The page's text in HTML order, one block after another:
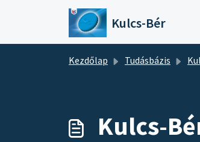
Kihagyás a tartalom
Kulcs-Bér
Kezdőlap Tudásbázis
Kulcs-